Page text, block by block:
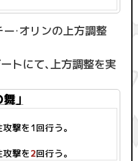
ー・オリンの上方調整
トにて、上方調整を実
」
撃を1回行う。
撃を2回行う。